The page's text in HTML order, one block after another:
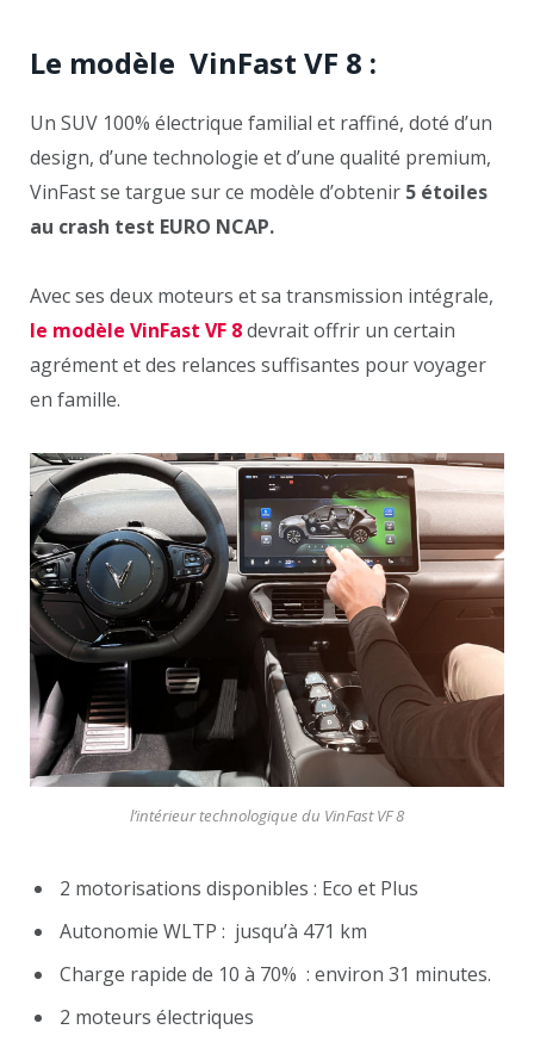
Le modèle VinFast VF 8 :
Un SUV 100% électrique familial et raffiné, doté d’un
design, d’une technologie et d’une qualité premium,
VinFast se targue sur ce modèle d’obtenir 5 étoiles
au crash test EURO NCAP.
Avec ses deux moteurs et sa transmission intégrale,
le modèle VinFast VF 8devrait offrir un certain
agrément et des relances suffisantes pour voyager
en famille.
l’intérieur technologique du VinFast VF 8
2 motorisations disponibles : Eco et Plus
Autonomie WLTP : jusqu’à 471 km
Charge rapide de 10 à 70% : environ 31 minutes.
2 moteurs électriques